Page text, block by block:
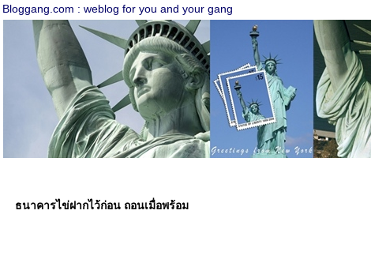
Bloggang.com : weblog for you and your gang
ธนาคารไข่ฝากไว้ก่อน ถอนเมื่อพร้อม